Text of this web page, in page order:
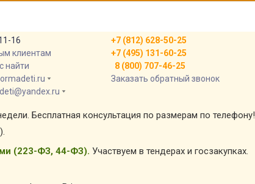
16
клиентам
найти
+7 (812) 628-50-25
+7 (495) 131-60-25
8 (800) 707-46-25
Заказать обратный звонок
Бесплатная консультация по размерам по телефону!
).
(223-ФЗ, 44-ФЗ). Участвуем в тендерах и госзакупках.